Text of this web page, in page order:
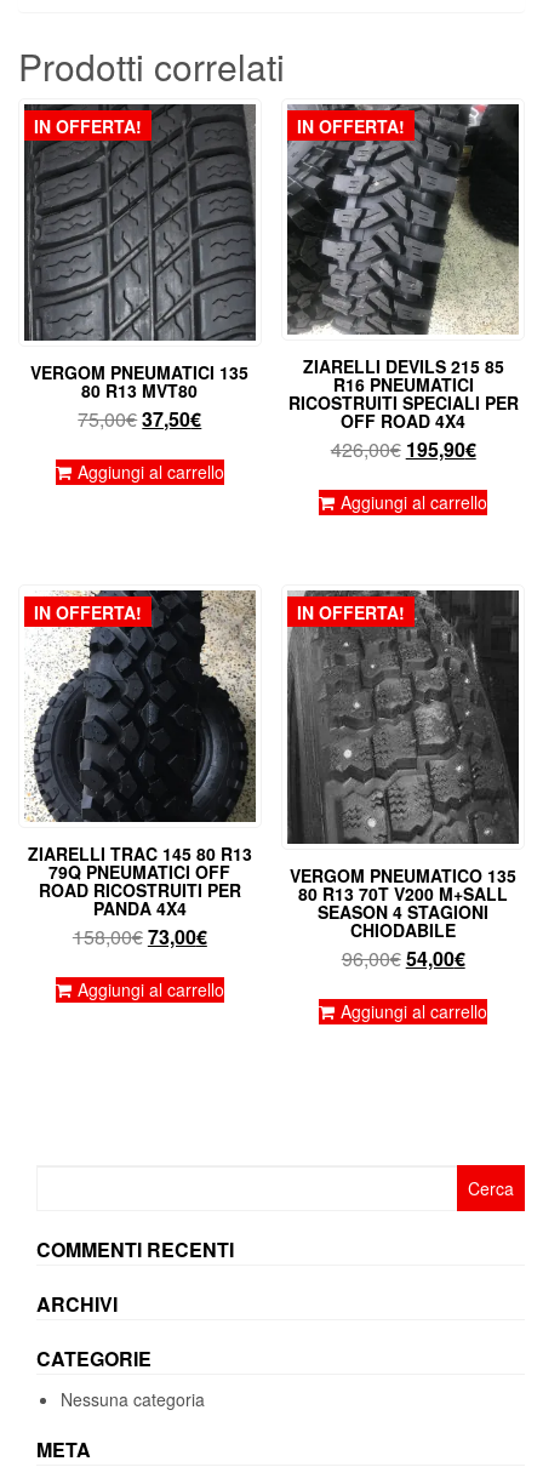
Prodotti correlati
IN OFFERTA!
VERGOM PNEUMATICI 135
80 R13 MVT80
75,00€Il
originale
37,50€Il
attuale
Aggiungi al carrello
IN OFFERTA!
ZIARELLI DEVILS 215 85
R16 PNEUMATICI
RICOSTRUITI SPECIALI PER
OFF ROAD 4X4
426,00€ Il
originale
195,90€Il
attuale
Aggiungi al carrello
IN OFFERTA!
ZIARELLI TRAC 145 80 R13
79Q PNEUMATICI OFF
ROAD RICOSTRUITI PER
PANDA 4X4
158,00€Il
originale
73,00€Il
attuale
Aggiungi al carrello
IN OFFERTA!
VERGOM PNEUMATICO 135
80 R13 70T V200 M+SALL
SEASON 4 STAGIONI
CHIODABILE
96,00€Il
originale
54,00€Il
attuale
Aggiungi al carrello
COMMENTI RECENTI
ARCHIVI
CATEGORIE
Nessuna categoria
META